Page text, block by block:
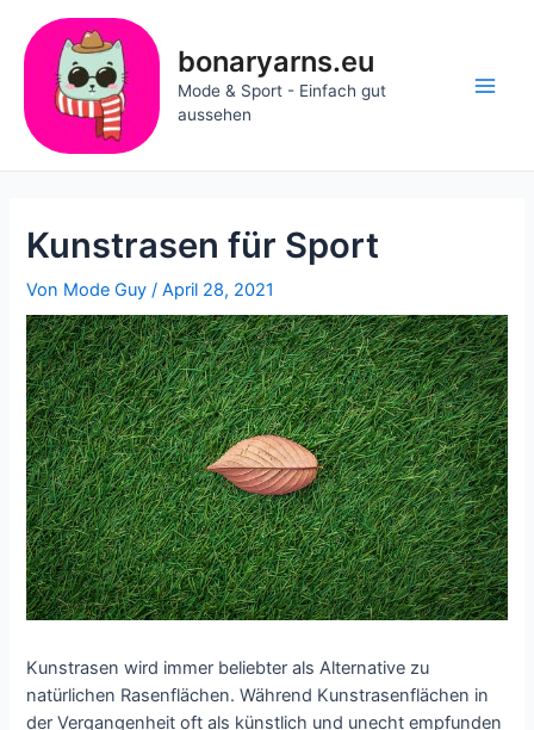
Inhalt
springen
bonaryarns.eu
Mode & Sport - Einfach gut
aussehen
Kunstrasen für Sport
Von Mode Guy/April 28, 2021
Kunstrasen wird immer beliebter als Alternative zu
natürlichen Rasenflächen. Während Kunstrasenflächen in
der Vergangenheit oft als künstlich und unecht empfunden